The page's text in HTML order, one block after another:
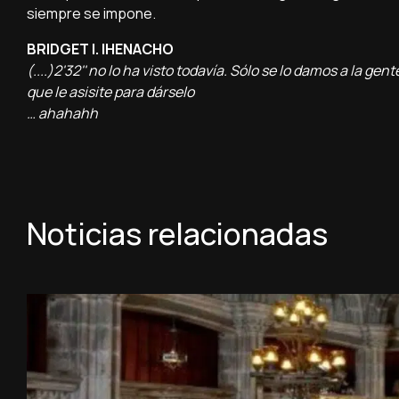
siempre se impone.
BRIDGET I. IHENACHO
(....)2'32'' no lo ha visto todavía. Sólo se lo damos a la
que le asisite para dárselo
… ahahahh
Noticias relacionadas